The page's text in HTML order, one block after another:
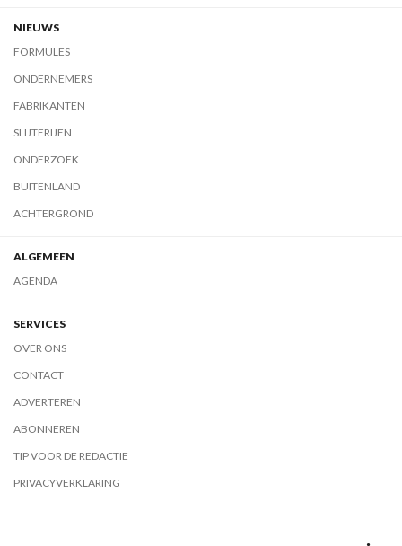
NIEUWS
FORMULES
ONDERNEMERS
FABRIKANTEN
SLIJTERIJEN
ONDERZOEK
BUITENLAND
ACHTERGROND
ALGEMEEN
AGENDA
SERVICES
OVER ONS
CONTACT
ADVERTEREN
ABONNEREN
TIP VOOR DE REDACTIE
PRIVACYVERKLARING